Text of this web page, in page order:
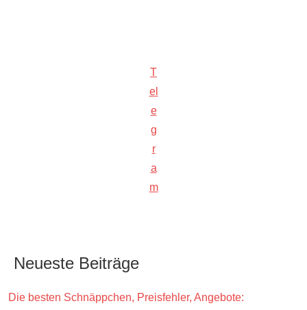
T
el
e
g
r
a
m
Neueste Beiträge
Die besten Schnäppchen, Preisfehler, Angebote: